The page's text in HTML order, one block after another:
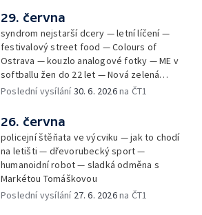
29. června
syndrom nejstarší dcery — letní líčení —
festivalový street food — Colours of
Ostrava — kouzlo analogové fotky — ME v
softballu žen do 22 let — Nová zelená
úsporám — Global Teacher Prize Czech
Poslední vysílání30. 6. 2026na ČT1
26. června
policejní štěňata ve výcviku — jak to chodí
na letišti — dřevorubecký sport —
humanoidní robot — sladká odměna s
Markétou Tomáškovou
Poslední vysílání 27. 6. 2026na ČT1